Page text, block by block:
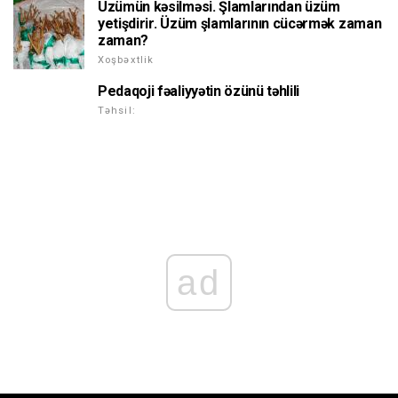
Üzümün kəsilməsi. Şlamlarından üzüm
yetişdirir. Üzüm şlamlarının cücərmək zaman
zaman?
Xoşbəxtlik
Pedaqoji fəaliyyətin özünü təhlili
Təhsil:
ad